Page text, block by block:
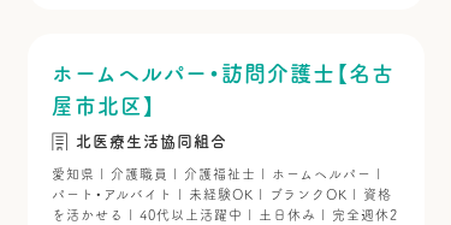
ホームヘルパー・訪問介護士【名古
屋市北区】
北医療生活協同組合
愛知県 | 介護職員 | 介護福祉士 | ホームヘルパー |
パート・アルバイト | 未経験OK | ブランクOK | 資格
を活かせる | 40代以上活躍中 | 土日休み | 完全週休2